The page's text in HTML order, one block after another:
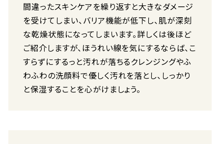
間違ったスキンケアを繰り返すと大きなダメージ
を受けてしまい、バリア機能が低下し、肌が深刻
な乾燥状態になってしまいます。詳しくは後ほど
ご紹介しますが、ほうれい線を気にするならば、こ
すらずにするっと汚れが落ちるクレンジングやふ
わふわの洗顔料で優しく汚れを落とし、しっかり
と保湿することを心がけましょう。